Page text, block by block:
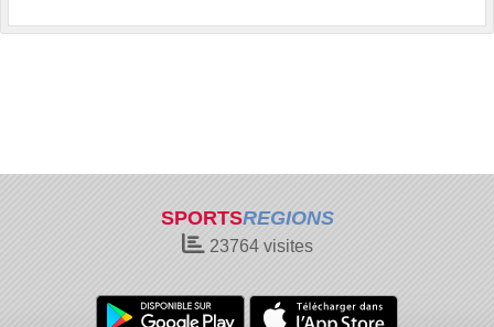
SPORTSREGIONS
23764visites